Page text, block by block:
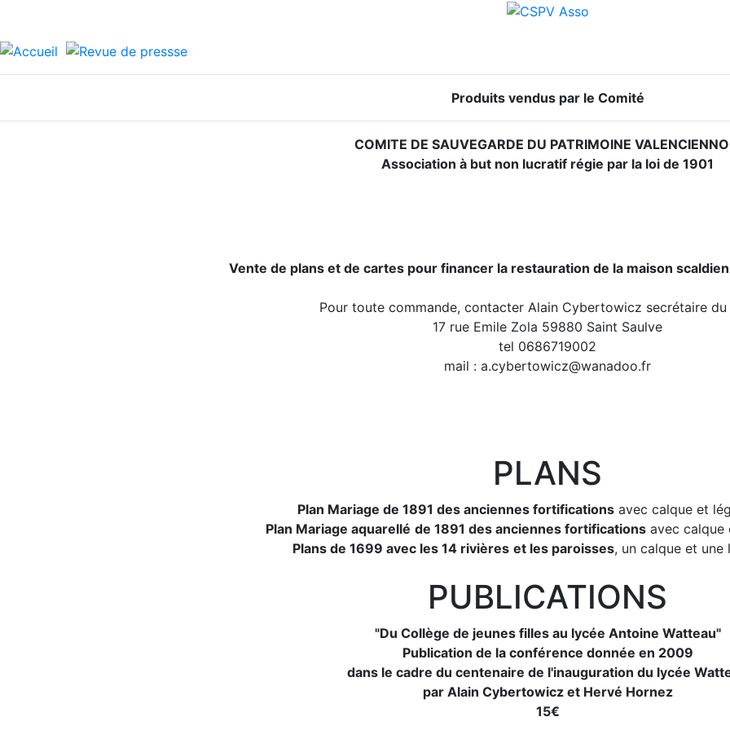
Produits vendus par le Comité
COMITE DE SAUVEGARDE DU PATRIMOINE
Association à but non lucratif régie par la loi de 1901
Vente de plans et de cartes pour financer la restauration de la maison
Pour toute commande, contacter Alain Cybertowicz secrétaire
17 rue Emile Zola 59880 Saint Saulve
tel 0686719002
mail : a.cybertowicz@wanadoo.fr
PLANS
Plan Mariage de 1891 des anciennes fortificationsavec calque et
Plan Mariage aquarellé de 1891 des anciennes fortificationsavec calque
Plans de 1699 avec les 14 rivières et les paroisses, un calque et une
PUBLICATIONS
"Du Collège de jeunes filles au lycée Antoine Watteau"
Publication de la conférence donnée en 2009
dans le cadre du centenaire de l'inauguration du lycée
par Alain Cybertowicz et Hervé Hornez
15€